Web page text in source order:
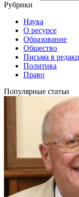
Рубрики
Наука
О ресурсе
Образование
Общество
Письма в
Политика
Право
Популярные статьи